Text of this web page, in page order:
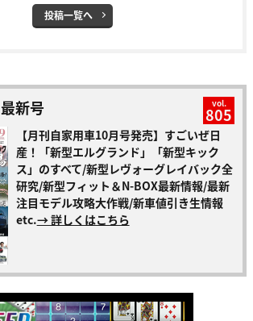
投稿一覧へ
新号 vol.
805
【月刊自家用車10月号発売】すごいぜ日
産！「新型エルグランド」「新型キック
ス」のすべて/新型レヴォーグレイバック全
研究/新型フィット＆N-BOX最新情報/最新
注目モデル攻略大作戦/新車値引き生情報
etc.→ 詳しくはこちら